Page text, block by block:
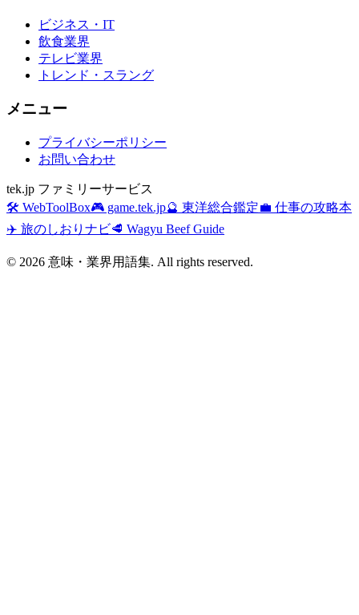
ビジネス・IT
飲食業界
テレビ業界
トレンド・スラング
メニュー
プライバシーポリシー
お問い合わせ
tek.jp ファミリーサービス
🛠️ WebToolBox🎮 game.tek.jp🔮 東洋総合鑑定💼 仕事の攻略本
✈️ 旅のしおりナビ🥩 Wagyu Beef Guide
© 2026 意味・業界用語集. All rights reserved.